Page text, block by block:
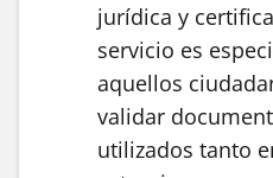
jurídica y
servicio es
aquellos
validar
utilizados tanto